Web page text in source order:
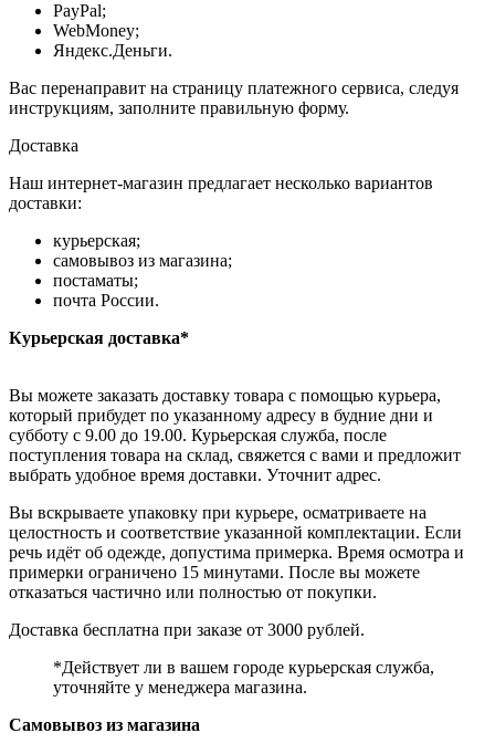
PayPal;
WebMoney;
Яндекс.Деньги.
Вас перенаправит на страницу платежного сервиса, следуя
инструкциям, заполните правильную форму.
Доставка
Наш интернет-магазин предлагает несколько вариантов
доставки:
курьерская;
самовывоз из магазина;
постаматы;
почта России.
Курьерская доставка*
Вы можете заказать доставку товара с помощью курьера,
который прибудет по указанному адресу в будние дни и
субботу с 9.00 до 19.00. Курьерская служба, после
поступления товара на склад, свяжется с вами и предложит
выбрать удобное время доставки. Уточнит адрес.
Вы вскрываете упаковку при курьере, осматриваете на
целостность и соответствие указанной комплектации. Если
речь идёт об одежде, допустима примерка. Время осмотра и
примерки ограничено 15 минутами. После вы можете
отказаться частично или полностью от покупки.
Доставка бесплатна при заказе от 3000 рублей.
*Действует ли в вашем городе курьерская служба,
уточняйте у менеджера магазина.
Самовывоз из магазина